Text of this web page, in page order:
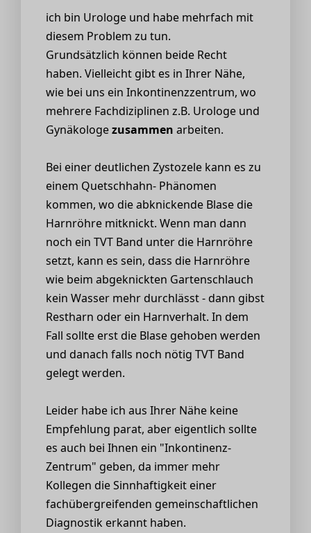
ich bin Urologe und habe mehrfach mit
diesem Problem zu tun.
Grundsätzlich können beide Recht
haben. Vielleicht gibt es in Ihrer Nähe,
wie bei uns ein Inkontinenzzentrum, wo
mehrere Fachdiziplinen z.B. Urologe und
Gynäkologezusammen arbeiten.
Bei einer deutlichen Zystozele kann es zu
einem Quetschhahn- Phänomen
kommen, wo die abknickende Blase die
Harnröhre mitknickt. Wenn man dann
noch ein TVT Band unter die Harnröhre
setzt, kann es sein, dass die Harnröhre
wie beim abgeknickten Gartenschlauch
kein Wasser mehr durchlässt - dann gibst
Restharn oder ein Harnverhalt. In dem
Fall sollte erst die Blase gehoben werden
und danach falls noch nötig TVT Band
gelegt werden.
Leider habe ich aus Ihrer Nähe keine
Empfehlung parat, aber eigentlich sollte
es auch bei Ihnen ein "Inkontinenz-
Zentrum" geben, da immer mehr
Kollegen die Sinnhaftigkeit einer
fachübergreifenden gemeinschaftlichen
Diagnostik erkannt haben.